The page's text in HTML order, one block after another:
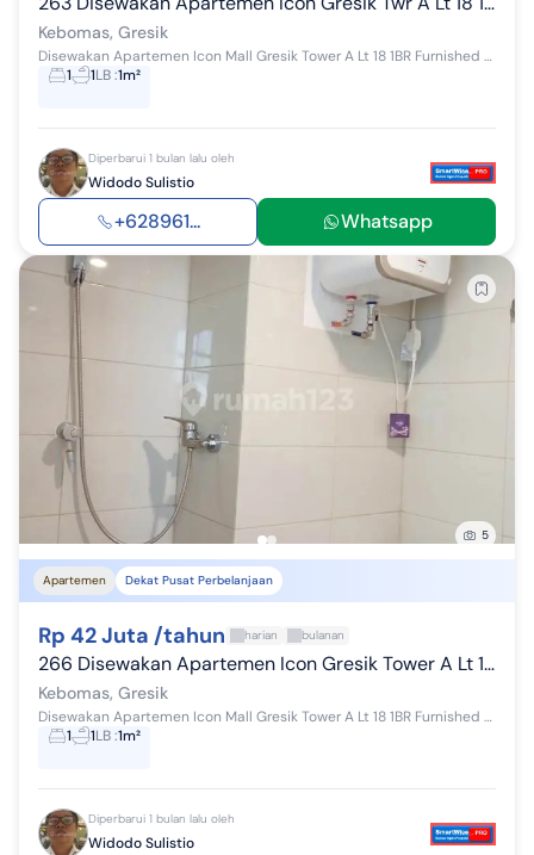
Kebomas, Gresik
Disewakan Apartemen Icon Mall Gresik Tower A Lt 18 1BR Furnished Dekat JIIPE dan Teluk Lamong Tower A Lantai 18 Tipe 1BR Kondisi Furnished: - Be...
1
1LB:1m²
Diperbarui 1 bulan lalu oleh
Widodo Sulistio
+628961... Whatsapp
5
Apartemen Dekat Pusat Perbelanjaan
Rp 42 Juta /tahun harian bulanan
266 Disewakan Apartemen Icon Gresik Tower A Lt 18 1br Furnished
Kebomas, Gresik
Disewakan Apartemen Icon Mall Gresik Tower A Lt 18 1BR Furnished Ready : Januari 2023 Tower A Lantai 18 Tipe 1BR Kondisi Furnished: - Bedset - War...
1
1LB:1m²
Diperbarui 1 bulan lalu oleh
Widodo Sulistio